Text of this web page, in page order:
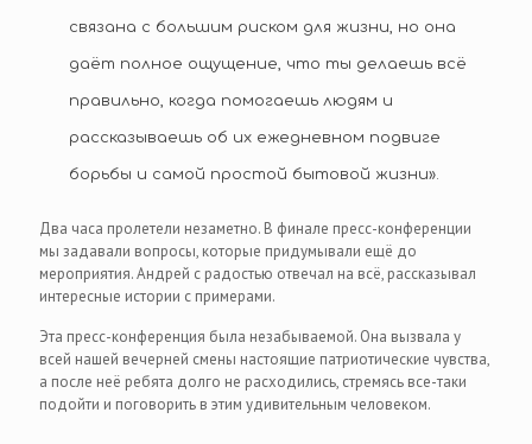
связана с большим риском для жизни, но она
даёт полное ощущение, что ты делаешь всё
правильно, когда помогаешь людям и
рассказываешь об их ежедневном подвиге
борьбы и самой простой бытовой жизни».
Два часа пролетели незаметно. В финале пресс-конференции
мы задавали вопросы, которые придумывали ещё до
мероприятия. Андрей с радостью отвечал на всё, рассказывал
интересные истории с примерами.
Эта пресс-конференция была незабываемой. Она вызвала у
всей нашей вечерней смены настоящие патриотические чувства,
а после неё ребята долго не расходились, стремясь все-таки
подойти и поговорить в этим удивительным человеком.